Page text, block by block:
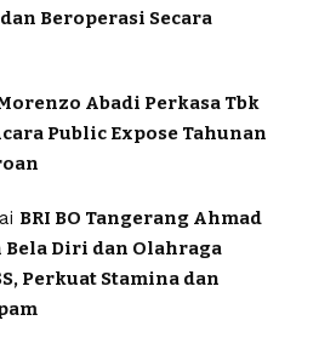
Beroperasi Secara
Abadi Perkasa Tbk
Public Expose Tahunan
BRI BO Tangerang Ahmad
Diri dan Olahraga
Perkuat Stamina dan